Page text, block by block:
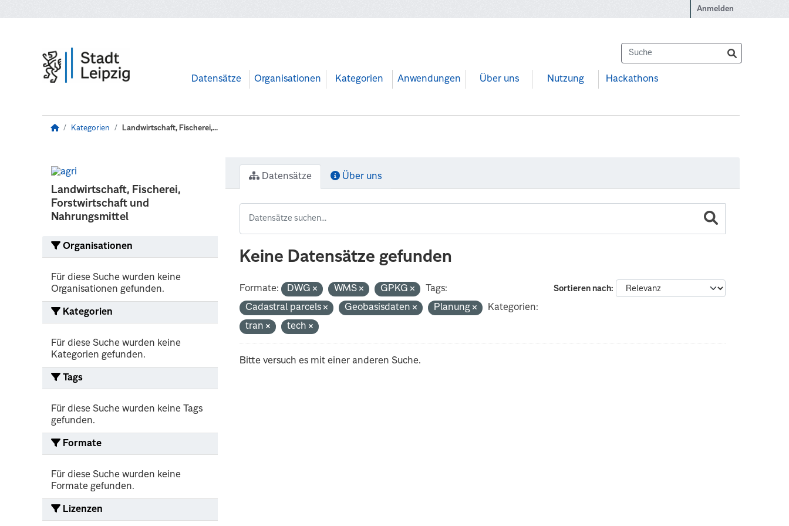
Anmelden
Datensätze Organisationen Kategorien Anwendungen Über uns Nutzung Hackathons
Kategorien Landwirtschaft, Fischerei,...
Landwirtschaft, Fischerei,
Forstwirtschaft und
Nahrungsmittel
Organisationen
Für diese Suche wurden keine
Organisationen gefunden.
Kategorien
Für diese Suche wurden keine
Kategorien gefunden.
Tags
Für diese Suche wurden keine Tags
gefunden.
Formate
Für diese Suche wurden keine
Formate gefunden.
Lizenzen
Datensätze Über uns
Keine Datensätze gefunden
Sortieren nach
Formate: DWG WMS GPKG
Tags:
Cadastral parcels
Geobasisdaten Planung
Kategorien:
tran
tech
Bitte versuch es mit einer anderen Suche.